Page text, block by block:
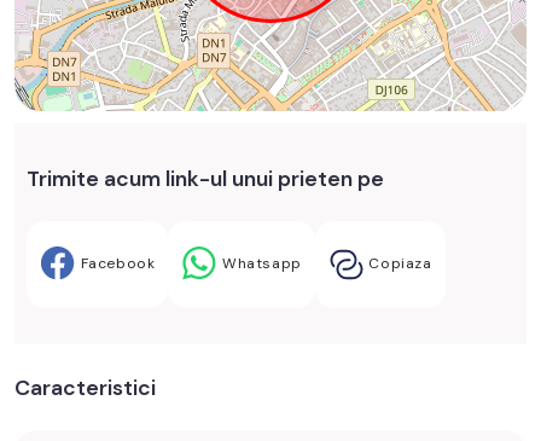
Trimite acum link-ul unui prieten pe
Facebook Whatsapp Copiaza
Caracteristici